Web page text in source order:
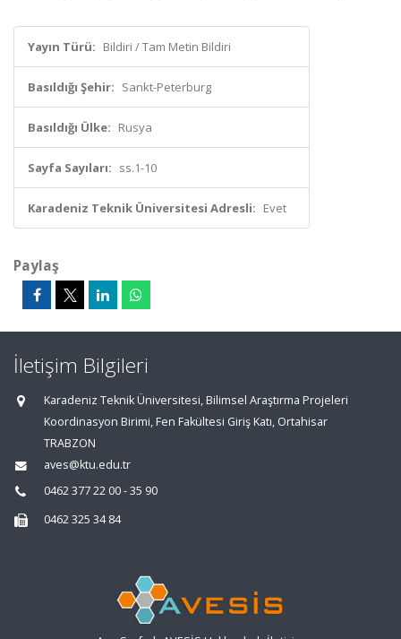
Yayın Türü: Bildiri / Tam Metin Bildiri
Basıldığı Şehir: Sankt-Peterburg
Basıldığı Ülke: Rusya
Sayfa Sayıları: ss.1-10
Karadeniz Teknik Üniversitesi Adresli: Evet
Paylaş
İletişim Bilgileri
Karadeniz Teknik Üniversitesi, Bilimsel Araştırma Projeleri
Koordinasyon Birimi, Fen Fakültesi Giriş Katı, Ortahisar
TRABZON
aves@ktu.edu.tr
0462 377 22 00 - 35 90
0462 325 34 84